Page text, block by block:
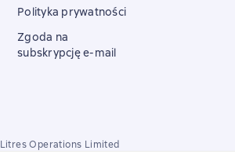
Polityka prywatności
Zgoda na
subskrypcję e-mail
Litres Operations Limited